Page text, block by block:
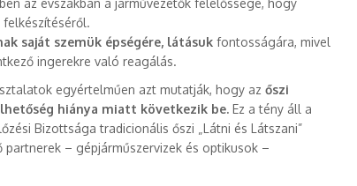
saját szemük épségére, látásuk fontosságára, mivel
ingerekre való reagálás.
egyértelműen azt mutatják, hogy az őszi
hiánya miatt következik be. Ez a tény áll a
Bizottsága tradicionális őszi „Látni és Látszani”
– gépjárműszervizek és optikusok –